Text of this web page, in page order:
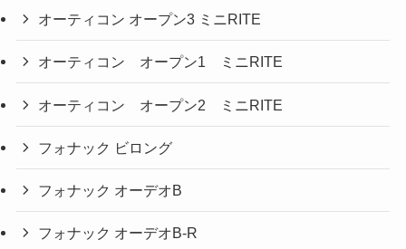
オーティコン オープン3 ミニRITE
オーティコン オープン1 ミニRITE
オーティコン オープン2 ミニRITE
フォナック ビロング
フォナック オーデオB
フォナック オーデオB-R